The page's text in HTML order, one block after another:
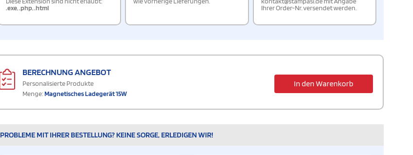
.exe,.php,.html
Ihrer Order-Nr. versendet werden.
BERECHNUNG ANGEBOT
Personalisierte Produkte
Menge:Magnetisches Ladegerät 15W
In den Warenkorb
PROBLEME MIT IHRER BESTELLUNG? KEINE SORGE, ERLEDIGEN WIR!